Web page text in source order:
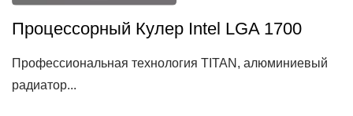
Процессорный Кулер Intel LGA 1700
Профессиональная технология TITAN, алюминиевый
радиатор...